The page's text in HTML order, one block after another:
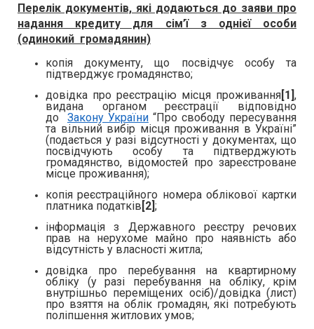
Перелік документів, які додаються до заяви про
надання кредиту для сім’ї з однієї особи
(одинокий громадянин)
копія документу, що посвідчує особу та
підтверджує громадянство;
довідка про реєстрацію місця проживання[1],
видана органом реєстрації відповідно
до Закону України “Про свободу пересування
та вільний вибір місця проживання в Україні”
(подається у разі відсутності у документах, що
посвідчують особу та підтверджують
громадянство, відомостей про зареєстроване
місце проживання);
копія реєстраційного номера облікової картки
платника податків [2];
інформація з Державного реєстру речових
прав на нерухоме майно про наявність або
відсутність у власності житла;
довідка про перебування на квартирному
обліку (у разі перебування на обліку, крім
внутрішньо переміщених осіб)/довідка (лист)
про взяття на облік громадян, які потребують
поліпшення житлових умов;